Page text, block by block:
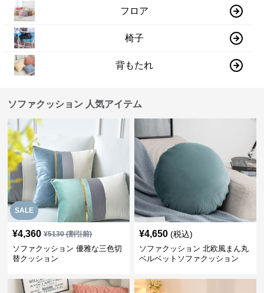
フロア
椅子
背もたれ
ソファクッション 人気アイテム
SALE
¥4,360 ¥5130(割引前)
ソファクッション 優雅な三色切
替クッション
¥4,650 (税込)
ソファクッション 北欧風まん丸
ベルベットソファクッション